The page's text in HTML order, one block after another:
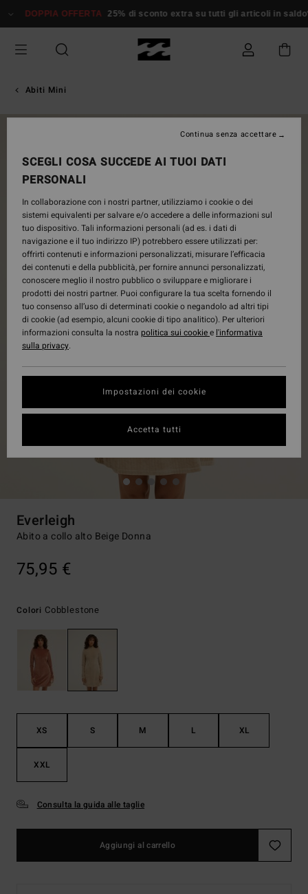
alle
prodotto
DOPPIA OFFERTA 25% di sconto extra su tutti gli articoli in saldo*
Abiti Mini
Everleigh
Abito a collo alto Beige Donna
75,95 €
Colori Cobblestone
XS S M L XL
XXL
Consulta la guida alle taglie
Aggiungi al carrello
SCEGLI COSA SUCCEDE AI TUOI DATI
PERSONALI
In collaborazione con i nostri partner, utilizziamo i cookie o dei
sistemi equivalenti per salvare e/o accedere a delle informazioni sul
tuo dispositivo. Tali informazioni personali (ad es. i dati di
navigazione e il tuo indirizzo IP) potrebbero essere utilizzati per:
offrirti contenuti e informazioni personalizzati, misurare l’efficacia
dei contenuti e della pubblicità, per fornire annunci personalizzati,
conoscere meglio il nostro pubblico o sviluppare e migliorare i
prodotti dei nostri partner. Puoi configurare la tua scelta fornendo il
tuo consenso all’uso di determinati cookie o negandolo ad altri tipi
di cookie (ad esempio, alcuni cookie di tipo analitico). Per ulteriori
informazioni consulta la nostra politica sui cookiee l'informativa
sulla privacy.
Impostazioni dei cookie
Continua senza accettare
Accetta tutti